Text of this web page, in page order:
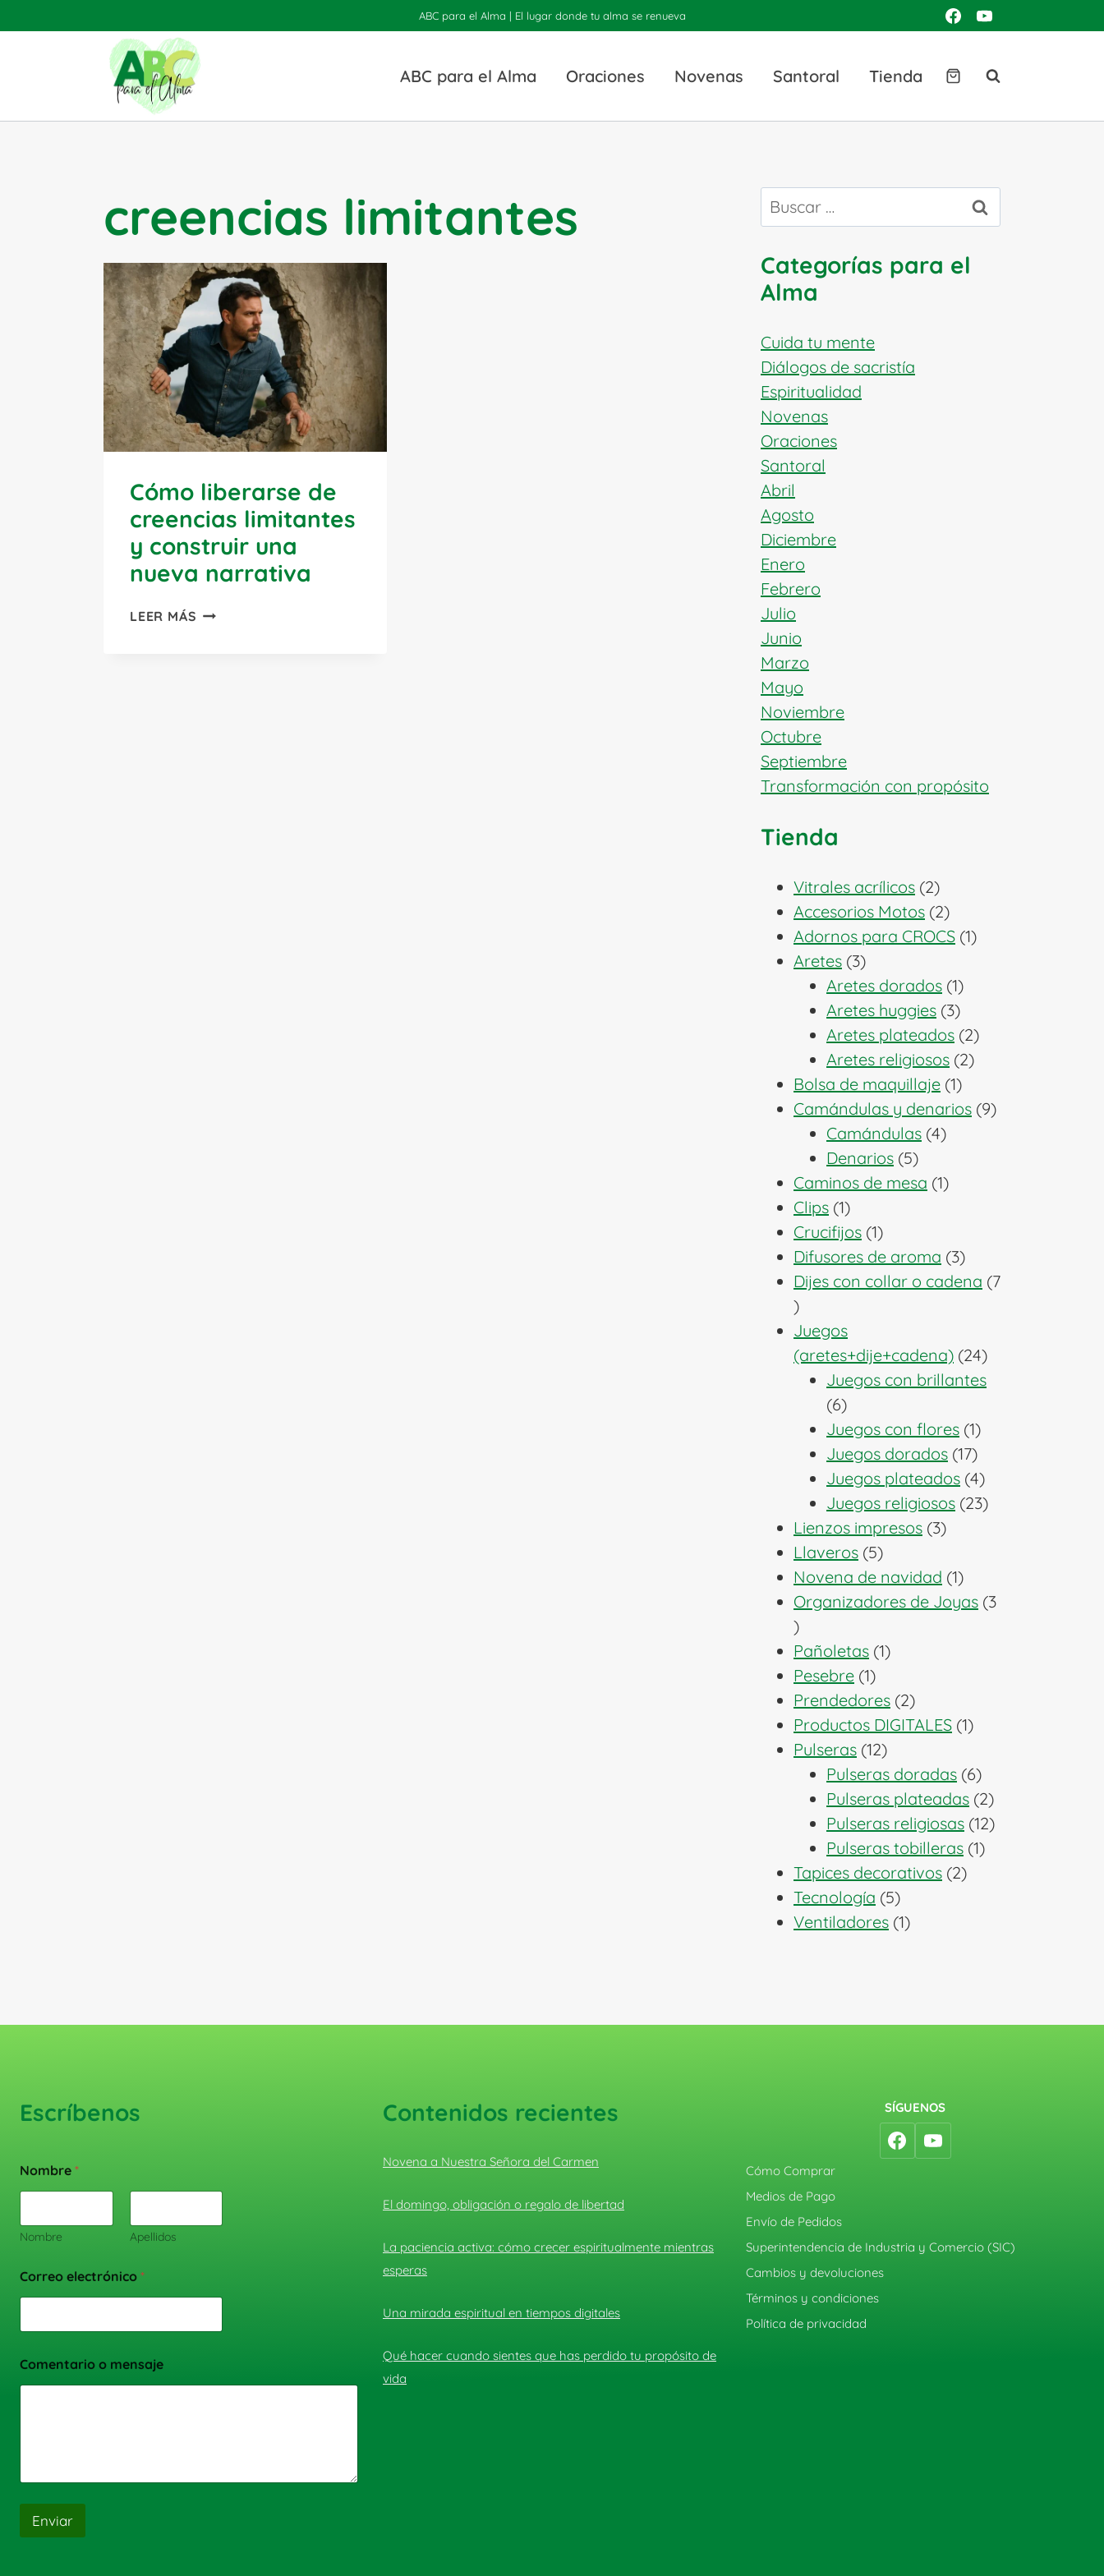
al
ABC para el Alma | El lugar donde tu alma se renueva
ABC para el Alma Oraciones Novenas Santoral Tienda
creencias limitantes
Cómo liberarse de
creencias limitantes
y construir una
nueva narrativa
LEER MÁS CÓMO
Buscar:
Categorías para el
Alma
Cuida tu mente
Diálogos de sacristía
Espiritualidad
Novenas
Oraciones
Santoral
Abril
Agosto
Diciembre
Enero
Febrero
Julio
Junio
Marzo
Mayo
Noviembre
Octubre
Septiembre
Transformación con propósito
Tienda
Vitrales acrílicos 22
productos
Accesorios Motos 22
productos
Adornos para CROCS 11
Aretes 33
productos
Aretes dorados 11
producto
Aretes huggies 33
productos
Aretes plateados 22
productos
Aretes religiosos 22
Bolsa de maquillaje 11
producto
Camándulas y denarios 99
Camándulas 44
Denarios 55
productos
Caminos de mesa 11
Clips 11
producto
Crucifijos 11
producto
Difusores de aroma 33
productos
Dijes con collar o cadena 7
7
productos
Juegos
(aretes+dije+cadena) 2424
productos
Juegos con brillantes
66
productos
Juegos con flores 11
producto
Juegos dorados 1717
productos
Juegos plateados 44
productos
Juegos religiosos 2323
Lienzos impresos 33
Llaveros 55
productos
Novena de navidad 11
producto
Organizadores de Joyas 3
3
productos
Pañoletas 11
Pesebre 11
producto
Prendedores 22
productos
Productos DIGITALES 11
Pulseras 1212
productos
Pulseras doradas 66
productos
Pulseras plateadas 22
productos
Pulseras religiosas 1212
Pulseras tobilleras 11
Tapices decorativos 22
Tecnología 55
productos
Ventiladores 11
Escríbenos
Nombre *
Nombre Apellidos
Correo electrónico *
Comentario o mensaje
Enviar
Contenidos recientes
Novena a Nuestra Señora del Carmen
El domingo, obligación o regalo de libertad
La paciencia activa: cómo crecer espiritualmente mientras
esperas
Una mirada espiritual en tiempos digitales
Qué hacer cuando sientes que has perdido tu propósito de
vida
SÍGUENOS
Cómo Comprar
Medios de Pago
Envío de Pedidos
Superintendencia de Industria y Comercio (SIC)
Cambios y devoluciones
Términos y condiciones
Política de privacidad